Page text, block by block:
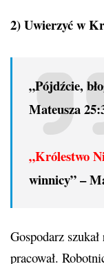
2) Uwierzyć w
„Pójdźcie,
Mateusza
„Królestwo
winnicy” –
Gospodarz
pracował.